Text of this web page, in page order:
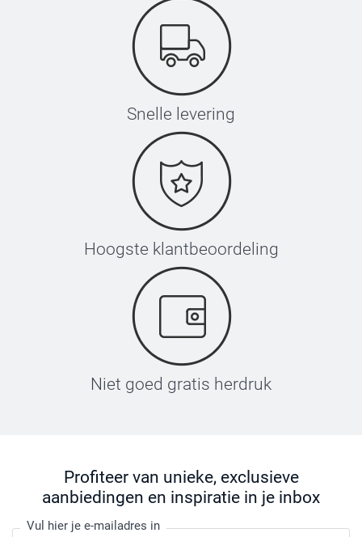
Snelle levering
Hoogste klantbeoordeling
Niet goed gratis herdruk
Profiteer van unieke, exclusieve
aanbiedingen en inspiratie in je inbox
Vul hier je e-mailadres in